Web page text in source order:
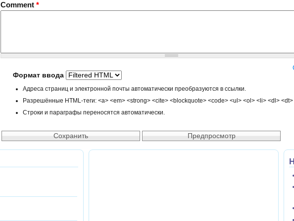
Comment *
Формат ввода
Адреса страниц и электронной почты автоматически преобразуются в ссылки.
Разрешённые HTML-теги: <a> <em> <strong> <cite> <blockquote> <code> <ul> <ol> <li> <dl>
Строки и параграфы переносятся автоматически.